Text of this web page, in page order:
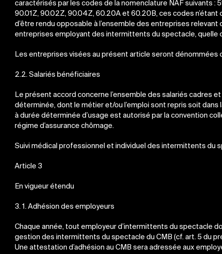
caractérisés par les codes de la nomenclature NAF suivants :
90.01Z, 90.02Z, 90.04Z, 60.20A et 60.20B, ces codes
d’être rendu opposable à l’ensemble des entreprises
entreprises employant des intermittents du spectacle, quelle
Les entreprises visées au présent article seront dénommées
2.2. Salariés bénéficiaires
Le présent accord concerne l’ensemble des salariés cadres
déterminée, dont le métier et/ou l’emploi sont repris soit
à durée déterminée d’usage est autorisé par la convention
régime d’assurance chômage.
Suivi médical professionnel et individuel des intermittents du
Article 3
En vigueur étendu
3. 1. Adhésion des employeurs
Chaque année, tout employeur d’intermittents du spectacle
gestion des intermittents du spectacle du CMB (cf. art. 5 du
Une attestation d’adhésion au CMB sera adressée aux